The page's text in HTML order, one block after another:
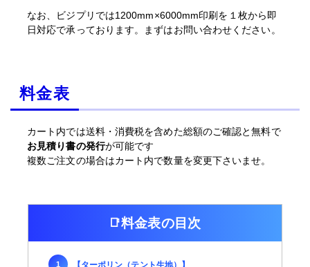
なお、ビジプリでは1200mm×6000mm印刷を１枚から即
日対応で承っております。まずはお問い合わせください。
料金表
カート内では送料・消費税を含めた総額のご確認と無料で
お見積り書の発行が可能です
複数ご注文の場合はカート内で数量を変更下さいませ。
料金表の目次
【ターポリン（テント生地）】